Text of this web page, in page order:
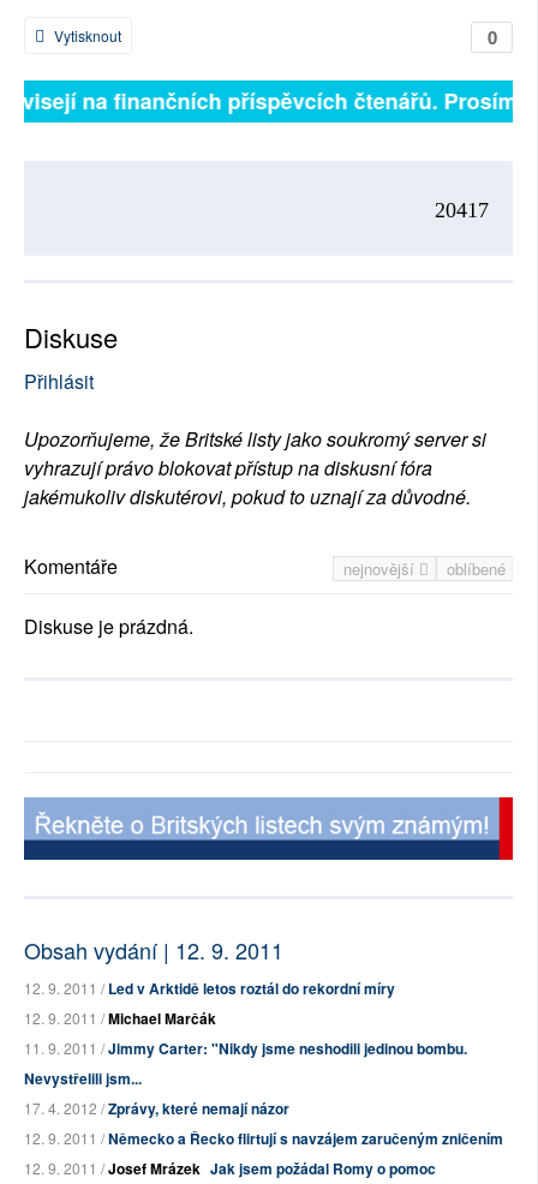
0
Vytisknout
na finančních příspěvcích čtenářů. Prosíme,
20417
Diskuse
Přihlásit
Upozorňujeme, že Britské listy jako soukromý server si
vyhrazují právo blokovat přístup na diskusní fóra
jakémukoliv diskutérovi, pokud to uznají za důvodné.
nejnovější oblíbené
Komentáře
Diskuse je prázdná.
Obsah vydání | 12. 9. 2011
12. 9. 2011 /Led v Arktidě letos roztál do rekordní míry
12. 9. 2011 /Michael Marčák
11. 9. 2011 /Jimmy Carter: "Nikdy jsme neshodili jedinou bombu.
Nevystřelili jsm...
17. 4. 2012 /Zprávy, které nemají názor
12. 9. 2011 /Německo a Řecko flirtují s navzájem zaručeným zničením
12. 9. 2011 /Josef Mrázek Jak jsem požádal Romy o pomoc